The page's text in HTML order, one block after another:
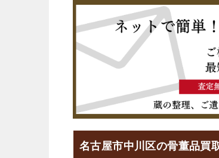
名古屋市中川区の骨董品買